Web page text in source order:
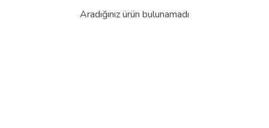
Aradığınız ürün bulunamadı